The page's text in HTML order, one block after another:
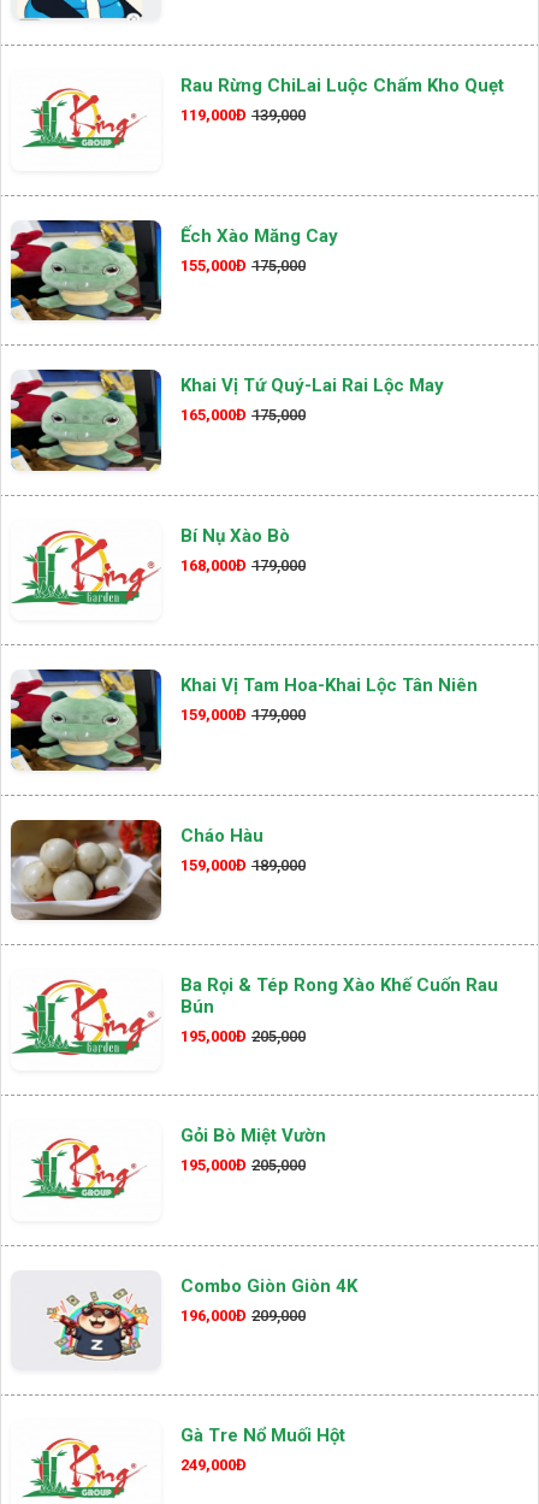
Rau Rừng ChiLai Luộc Chấm Kho Quẹt
119,000Đ 139,000
Ếch Xào Măng Cay
155,000Đ 175,000
Khai Vị Tứ Quý-Lai Rai Lộc May
165,000Đ 175,000
Bí Nụ Xào Bò
168,000Đ 179,000
Khai Vị Tam Hoa-Khai Lộc Tân Niên
159,000Đ 179,000
Cháo Hàu
159,000Đ 189,000
Ba Rọi & Tép Rong Xào Khế Cuốn Rau
Bún
195,000Đ 205,000
Gỏi Bò Miệt Vườn
195,000Đ 205,000
Combo Giòn Giòn 4K
196,000Đ 209,000
Gà Tre Nổ Muối Hột
249,000Đ